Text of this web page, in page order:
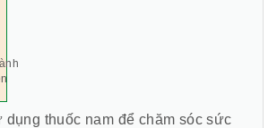
thuốc nam để chăm sóc sức
đoàn Liên minh Châu Âu tại
Nam